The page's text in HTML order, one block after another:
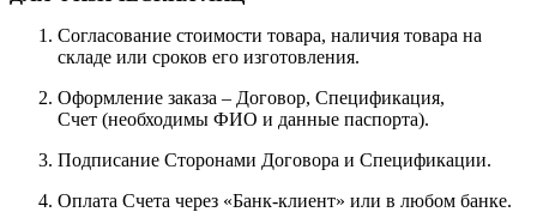
Согласование стоимости товара, наличия товара на
складе или сроков его изготовления.
Оформление заказа – Договор, Спецификация,
Счет (необходимы ФИО и данные паспорта).
Подписание Сторонами Договора и Спецификации.
Оплата Счета через «Банк-клиент» или в любом банке.